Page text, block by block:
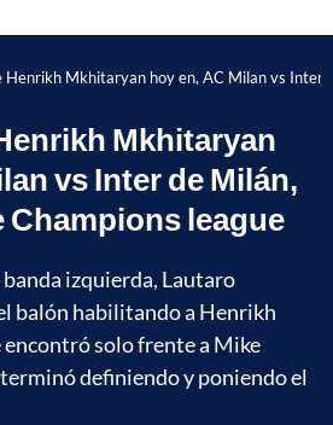
Henrikh Mkhitaryan hoy en, AC Milan vs Inter
Mkhitaryan
vs Inter de Milán,
Champions league
banda izquierda, Lautaro
balón habilitando a Henrikh
solo frente a Mike
definiendo y poniendo el